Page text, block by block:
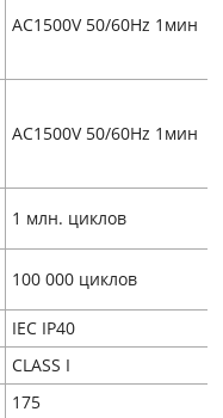
AC1500V 50/60Hz 1мин
AC1500V 50/60Hz 1мин
1 млн. циклов
100 000 циклов
IEC IP40
CLASS I
175